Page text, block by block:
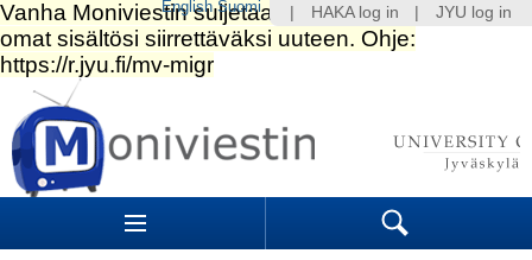
Siirry
sisältöön.
|
Siirry
navigointiin
Sections Search
HAKA log in JYU log in
English Suomi